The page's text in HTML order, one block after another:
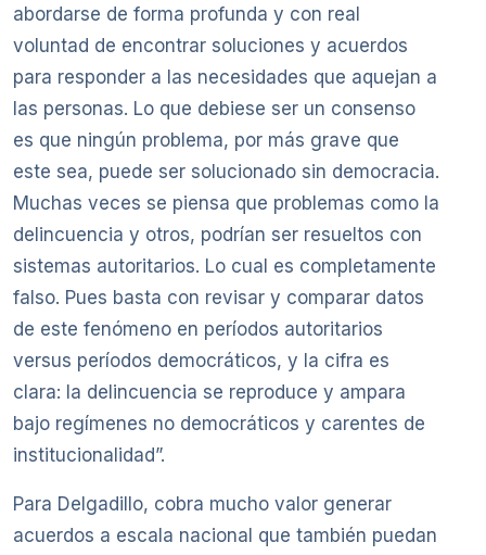
abordarse de forma profunda y con real
voluntad de encontrar soluciones y acuerdos
para responder a las necesidades que aquejan a
las personas. Lo que debiese ser un consenso
es que ningún problema, por más grave que
este sea, puede ser solucionado sin democracia.
Muchas veces se piensa que problemas como la
delincuencia y otros, podrían ser resueltos con
sistemas autoritarios. Lo cual es completamente
falso. Pues basta con revisar y comparar datos
de este fenómeno en períodos autoritarios
versus períodos democráticos, y la cifra es
clara: la delincuencia se reproduce y ampara
bajo regímenes no democráticos y carentes de
institucionalidad”.
Para Delgadillo, cobra mucho valor generar
acuerdos a escala nacional que también puedan